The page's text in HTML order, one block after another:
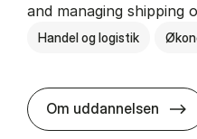
and managing shipping
Handel og logistik
Om uddannelsen